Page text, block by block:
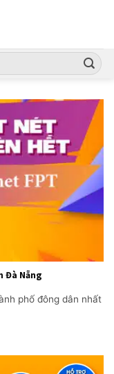
Đà Nẵng
phố đông dân nhất